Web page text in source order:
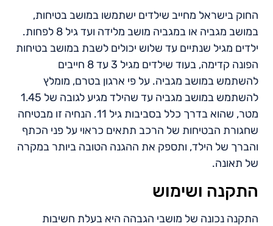
החוק בישראל מחייב שילדים ישתמשו במושב בטיחות,
במושב מגביה או במגביה מושב מלידה ועד גיל 8 לפחות.
ילדים מגיל שנתיים עד שלוש יכולים לשבת במושב בטיחות
הפונה קדימה, בעוד שילדים מגיל 3 עד 8 חייבים
להשתמש במושב מגביה. על פי ארגון בטרם, מומלץ
להשתמש במושב מגביה עד שהילד מגיע לגובה של 1.45
מטר, שהוא בדרך כלל בסביבות גיל 11. הנחיה זו מבטיחה
שחגורת הבטיחות של הרכב תתאים כראוי על פני הכתף
והברך של הילד, ותספק את ההגנה הטובה ביותר במקרה
של תאונה.
התקנה ושימוש
התקנה נכונה של מושבי הגבהה היא בעלת חשיבות